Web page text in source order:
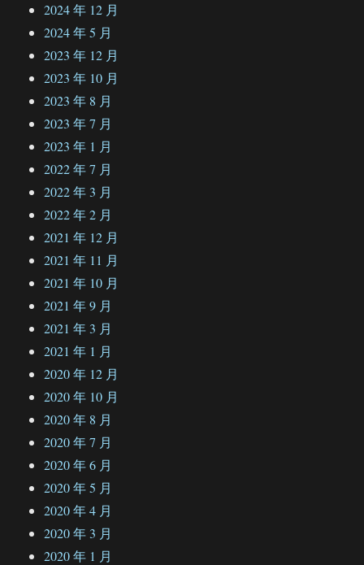
2024 年 12 月
2024 年 5 月
2023 年 12 月
2023 年 10 月
2023 年 8 月
2023 年 7 月
2023 年 1 月
2022 年 7 月
2022 年 3 月
2022 年 2 月
2021 年 12 月
2021 年 11 月
2021 年 10 月
2021 年 9 月
2021 年 3 月
2021 年 1 月
2020 年 12 月
2020 年 10 月
2020 年 8 月
2020 年 7 月
2020 年 6 月
2020 年 5 月
2020 年 4 月
2020 年 3 月
2020 年 1 月